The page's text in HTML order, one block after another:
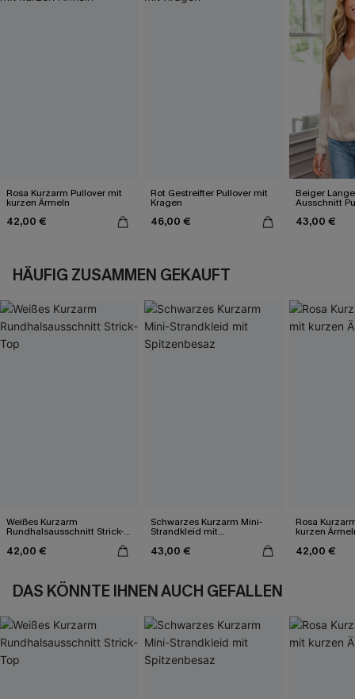
Rosa Kurzarm Pullover mit
kurzen Ärmeln
42,00 €
Rot Gestreifter Pullover mit
Kragen
46,00 €
Beiger
Ausschnitt
43,00 €
HÄUFIG ZUSAMMEN GEKAUFT
Weißes Kurzarm
Rundhalsausschnitt Strick-
42,00 €
Schwarzes Kurzarm Mini-
Strandkleid mit
43,00 €
Rosa
kurzen
42,00 €
DAS KÖNNTE IHNEN AUCH GEFALLEN